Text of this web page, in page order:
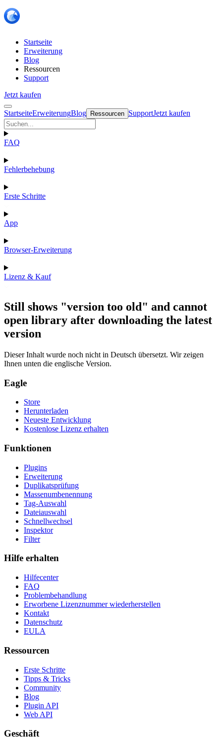
Startseite
Erweiterung
Blog
Ressourcen
Support
Jetzt kaufen
StartseiteErweiterungBlog Ressourcen SupportJetzt kaufen
FAQ
Fehlerbehebung
Erste Schritte
App
Browser-Erweiterung
Lizenz & Kauf
Still shows "version too old" and cannot
open library after downloading the latest
version
Dieser Inhalt wurde noch nicht in Deutsch übersetzt. Wir zeigen
Ihnen unten die englische Version.
Eagle
Store
Herunterladen
Neueste Entwicklung
Kostenlose Lizenz erhalten
Funktionen
Plugins
Erweiterung
Duplikatsprüfung
Massenumbenennung
Tag-Auswahl
Dateiauswahl
Schnellwechsel
Inspektor
Filter
Hilfe erhalten
Hilfecenter
FAQ
Problembehandlung
Erworbene Lizenznummer wiederherstellen
Kontakt
Datenschutz
EULA
Ressourcen
Erste Schritte
Tipps & Tricks
Community
Blog
Plugin API
Web API
Geschäft